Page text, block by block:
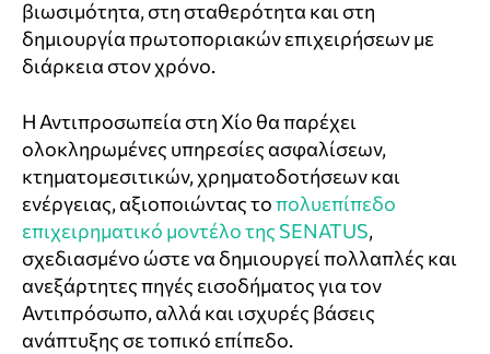
βιωσιμότητα, στη σταθερότητα και στη
δημιουργία πρωτοποριακών επιχειρήσεων με
διάρκεια στον χρόνο.
Η Αντιπροσωπεία στη Χίο θα παρέχει
ολοκληρωμένες υπηρεσίες ασφαλίσεων,
κτηματομεσιτικών, χρηματοδοτήσεων και
ενέργειας, αξιοποιώντας τοπολυεπίπεδο
επιχειρηματικό μοντέλο της SENATUS,
σχεδιασμένο ώστε να δημιουργεί πολλαπλές και
ανεξάρτητες πηγές εισοδήματος για τον
Αντιπρόσωπο, αλλά και ισχυρές βάσεις
ανάπτυξης σε τοπικό επίπεδο.